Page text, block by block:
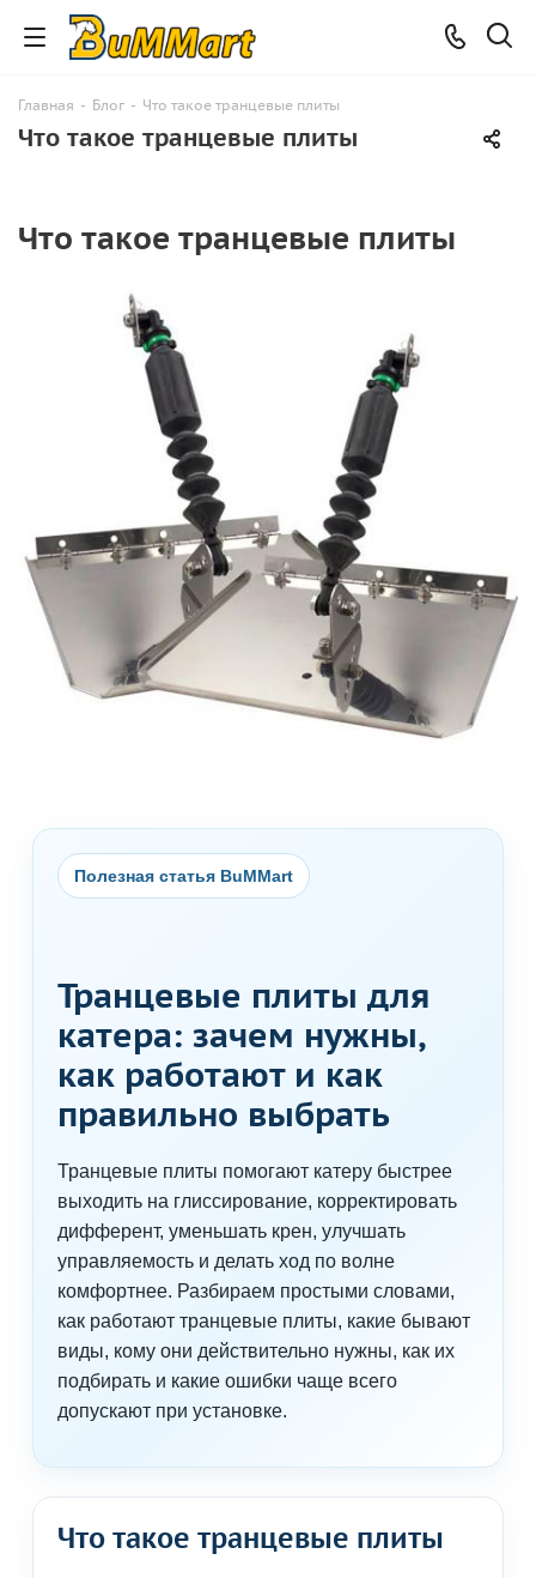
Главная - Блог - Что такое транцевые плиты
Что такое транцевые плиты
Что такое транцевые плиты
Полезная статья BuMMart
Транцевые плиты для
катера: зачем нужны,
как работают и как
правильно выбрать
Транцевые плиты помогают катеру быстрее
выходить на глиссирование, корректировать
дифферент, уменьшать крен, улучшать
управляемость и делать ход по волне
комфортнее. Разбираем простыми словами,
как работают транцевые плиты, какие бывают
виды, кому они действительно нужны, как их
подбирать и какие ошибки чаще всего
допускают при установке.
Что такое транцевые плиты